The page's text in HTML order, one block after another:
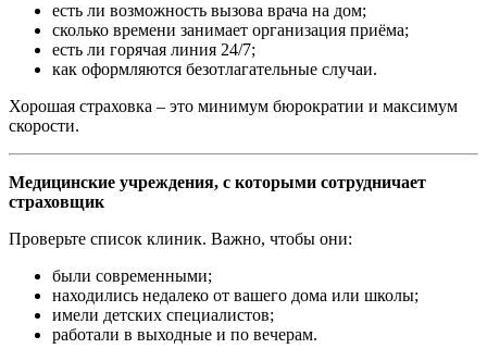
есть ли возможность вызова врача на дом;
сколько времени занимает организация приёма;
есть ли горячая линия 24/7;
как оформляются безотлагательные случаи.
Хорошая страховка – это минимум бюрократии и максимум
скорости.
Медицинские учреждения, с которыми сотрудничает
страховщик
Проверьте список клиник. Важно, чтобы они:
были современными;
находились недалеко от вашего дома или школы;
имели детских специалистов;
работали в выходные и по вечерам.